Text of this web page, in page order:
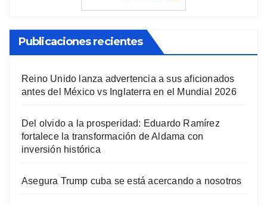
Publicaciones recientes
Reino Unido lanza advertencia a sus aficionados
antes del México vs Inglaterra en el Mundial 2026
Del olvido a la prosperidad: Eduardo Ramírez
fortalece la transformación de Aldama con
inversión histórica
Asegura Trump cuba se está acercando a nosotros